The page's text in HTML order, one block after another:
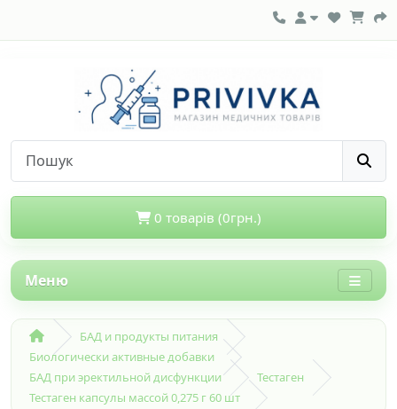
0 товарів (0грн.)
Меню
БАД и продукты питания
Биологически активные добавки
БАД при эректильной дисфункции
Тестаген
Тестаген капсулы массой 0,275 г 60 шт